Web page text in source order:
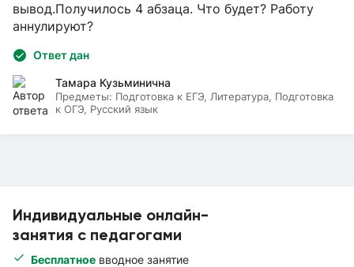
Индивидуальные онлайн-
занятия с педагогами
Бесплатное вводное занятие
вывод.Получилось 4 абзаца. Что будет? Работу
аннулируют?
Ответ дан
Тамара Кузьминична
Предметы: Подготовка к ЕГЭ, Литература, Подготовка
к ОГЭ, Русский язык